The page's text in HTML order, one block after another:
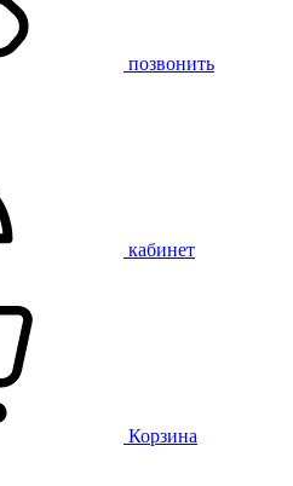
позвонить
кабинет
Корзина